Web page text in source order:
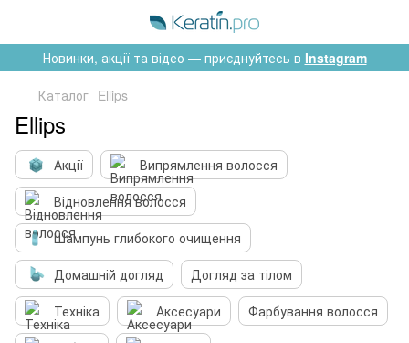
Новинки, акції та відео — приєднуйтесь в Instagram
Каталог Ellips
Ellips
Акції
Випрямлення волосся
Відновлення волосся
Шампунь глибокого очищення
Домашній догляд
Догляд за тілом
Техніка
Аксесуари
Фарбування волосся